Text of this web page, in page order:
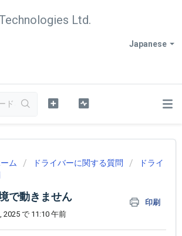
Ltd.
Japanese
ム ドライバーに関する質問
ドライ
で動きません
印刷
2025 で 11:10 午前